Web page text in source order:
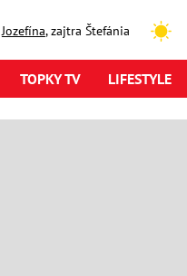
Jozefína, zajtra Štefánia
TOPKY TV LIFESTYLE